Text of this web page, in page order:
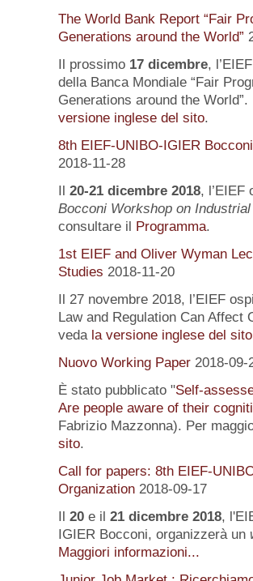
The World Bank Report “Fair
Generations around the World”
Il prossimo 17 dicembre,
della Banca Mondiale “Fair
Generations around the
versione inglese del sito.
8th EIEF-UNIBO-IGIER
2018-11-28
Il 20-21 dicembre 2018, l’EIEF
Bocconi Workshop on
consultare il Programma.
1st EIEF and Oliver Wyman
Studies 2018-11-20
Il 27 novembre 2018, l’EIEF
Law and Regulation Can Affect
veda la versione inglese del
Nuovo Working Paper 2018-09-
È stato pubblicato "Self-
Are people aware of their
Fabrizio Mazzonna). Per
sito.
Call for papers: 8th EIEF-
Organization 2018-09-17
Il 20 e il 21 dicembre 2018,
IGIER Bocconi, organizzerà un
Maggiori informazioni...